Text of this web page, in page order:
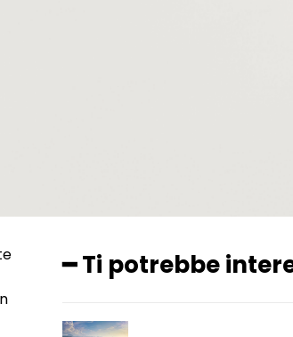
━ Ti potrebbe